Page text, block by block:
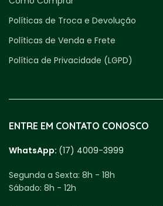
Políticas de Troca e Devolução
Políticas de Venda e Frete
Política de Privacidade (LGPD)
ENTRE EM CONTATO CONOSCO
WhatsApp: (17) 4009-3999
Segunda a Sexta: 8h - 18h
Sábado: 8h - 12h